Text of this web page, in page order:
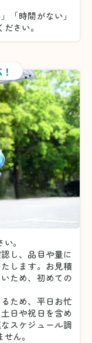
「時間がない」
さい。
。
し、品目や量に
します。お見積
ため、初めての
ため、平日お忙
日や祝日を含め
スケジュール調
ん。